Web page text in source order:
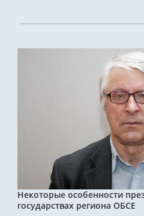
Некоторые особенности
государствах региона ОБСЕ